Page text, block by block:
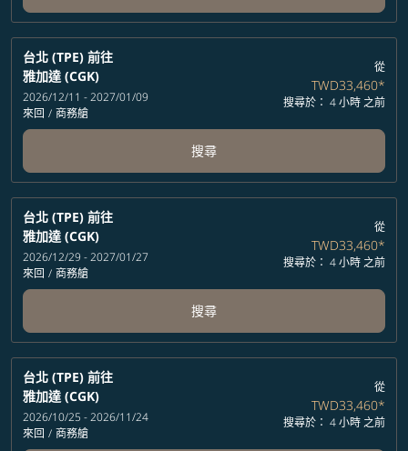
台北 (TPE) 前往
雅加達 (CGK)
2026/12/11 - 2027/01/09
來回 / 商務艙
從
TWD33,460*
搜尋於： 4 小時 之前
搜尋
台北 (TPE) 前往
雅加達 (CGK)
2026/12/29 - 2027/01/27
來回 / 商務艙
從
TWD33,460*
搜尋於： 4 小時 之前
搜尋
台北 (TPE) 前往
雅加達 (CGK)
2026/10/25 - 2026/11/24
來回 / 商務艙
從
TWD33,460*
搜尋於： 4 小時 之前